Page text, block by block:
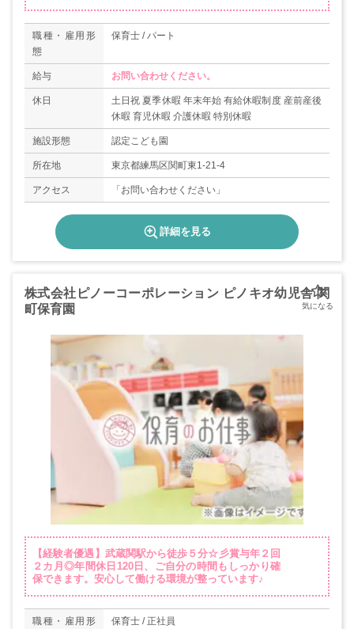
職種・雇用形
態
保育士 / パート
給与 お問い合わせください。
休日
土日祝 夏季休暇 年末年始 有給休暇制度 産前産後
休暇 育児休暇 介護休暇 特別休暇
施設形態 認定こども園
所在地 東京都練馬区関町東1-21-4
アクセス 「お問い合わせください」
詳細を見る
株式会社ピノーコーポレーション ピノキオ幼児舎 関
町保育園
【経験者優遇】武蔵関駅から徒歩５分☆彡賞与年２回
２カ月◎年間休日120日、ご自分の時間もしっかり確
保できます。安心して働ける環境が整っています♪
職種・雇用形
保育士 / 正社員